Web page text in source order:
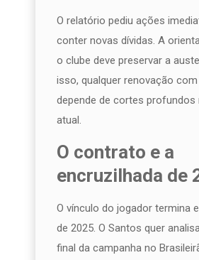
O relatório pediu ações
conter novas dívidas. A
o clube deve preservar a
isso, qualquer renovação
depende de cortes profundos
atual.
O contrato e a
encruzilhada de
O vínculo do jogador termina
de 2025. O Santos quer
final da campanha no